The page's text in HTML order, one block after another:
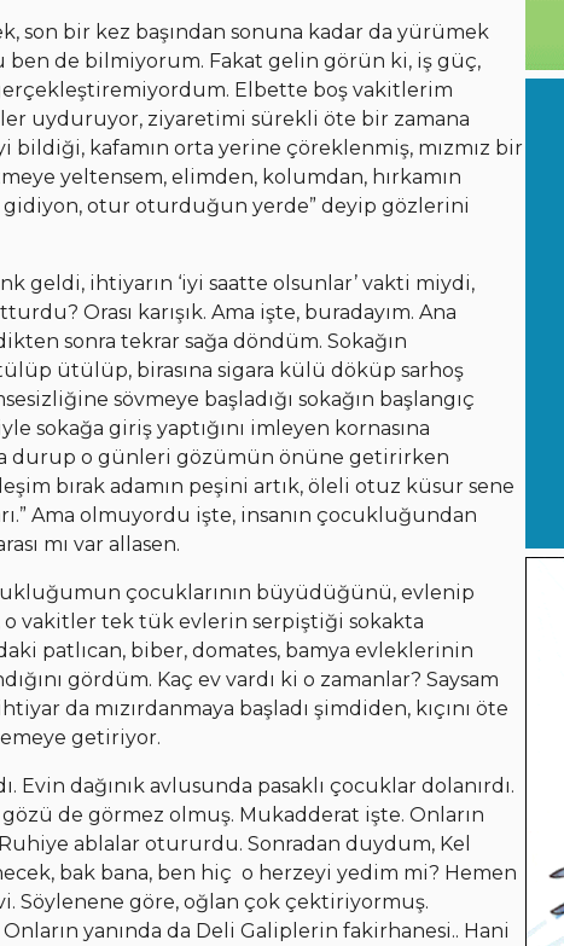
son bir kez başından sonuna kadar da yürümek
ben de bilmiyorum. Fakat gelin görün ki, iş güç,
Elbette boş vakitlerim
uyduruyor, ziyaretimi sürekli öte bir zamana
bildiği, kafamın orta yerine çöreklenmiş, mızmız bir
yeltensem, elimden, kolumdan, hırkamın
otur oturduğun yerde” deyip gözlerini
geldi, ihtiyarın ‘iyi saatte olsunlar’ vakti miydi,
Orası karışık. Ama işte, buradayım. Ana
sonra tekrar sağa döndüm. Sokağın
ütülüp, birasına sigara külü döküp sarhoş
sövmeye başladığı sokağın başlangıç
sokağa giriş yaptığını imleyen kornasına
durup o günleri gözümün önüne getirirken
bırak adamın peşini artık, öleli otuz küsur sene
Ama olmuyordu işte, insanın çocukluğundan
mı var allasen.
çocuklarının büyüdüğünü, evlenip
o vakitler tek tük evlerin serpiştiği sokakta
patlıcan, biber, domates, bamya evleklerinin
gördüm. Kaç ev vardı ki o zamanlar? Saysam
da mızırdanmaya başladı şimdiden, kıçını öte
getiriyor.
Evin dağınık avlusunda pasaklı çocuklar dolanırdı.
de görmez olmuş. Mukadderat işte. Onların
ablalar otururdu. Sonradan duydum, Kel
bak bana, ben hiç o herzeyi yedim mi? Hemen
Söylenene göre, oğlan çok çektiriyormuş.
yanında da Deli Galiplerin fakirhanesi.. Hani